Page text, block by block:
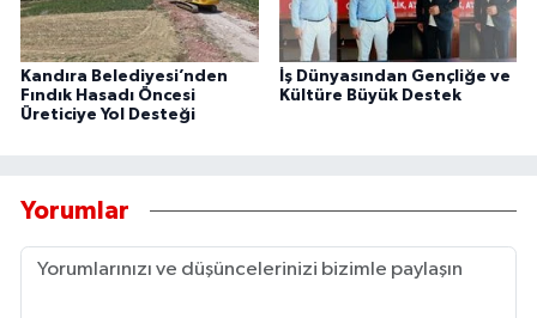
Kandıra Belediyesi’nden
Fındık Hasadı Öncesi
Üreticiye Yol Desteği
İş Dünyasından Gençliğe ve
Kültüre Büyük Destek
Yorumlar